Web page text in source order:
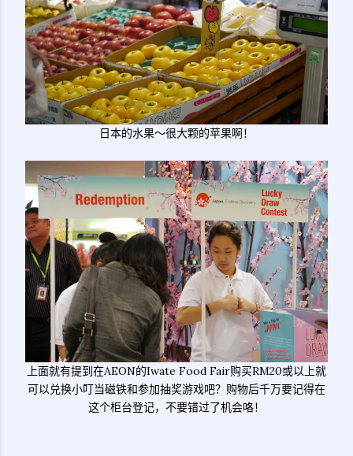
日本的水果～很大颗的苹果啊！
上面就有提到在AEON的Iwate Food Fair购买RM20或以上就
可以兑换小叮当磁铁和参加抽奖游戏吧？购物后千万要记得在
这个柜台登记，不要错过了机会咯！